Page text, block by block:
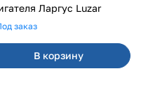
Ларгус Luzar
заказ
В корзину